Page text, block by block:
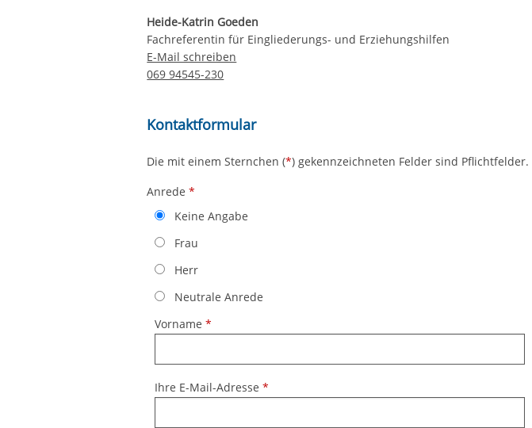
Heide-Katrin Goeden
Fachreferentin für Eingliederungs- und Erziehungshilfen
E-Mail schreiben
069 94545-230
Kontaktformular
Das Formular enthält einige Fehler!
Die mit einem Sternchen (*) gekennzeichneten Felder sind Pflichtfelder.
Anrede*
Keine Angabe
Frau
Herr
Neutrale Anrede
Vorname*
Ihre E-Mail-Adresse*